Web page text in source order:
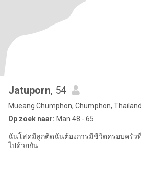
Jatuporn, 54
Mueang Chumphon, Chumphon, Thailand
Op zoek naar: Man 48 - 65
ฉันโสดมีลูกติดฉันต้องการมีชีวิตครอบครัว
ไปด้วยกัน